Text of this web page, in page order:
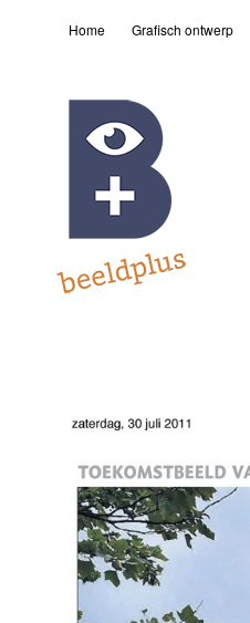
Home Grafisch ontwerp